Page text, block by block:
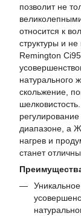
позволит не
относится к
структуры и
Remington
натурального
скольжение,
диапазоне, а
нагрев и
станет